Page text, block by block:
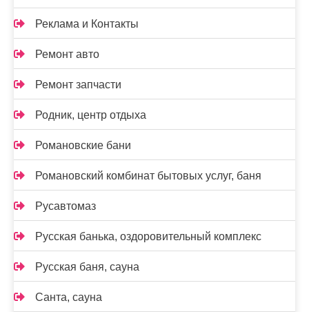
Реклама и Контакты
Ремонт авто
Ремонт запчасти
Родник, центр отдыха
Романовские бани
Романовский комбинат бытовых услуг, баня
Русавтомаз
Русская банька, оздоровительный комплекс
Русская баня, сауна
Санта, сауна